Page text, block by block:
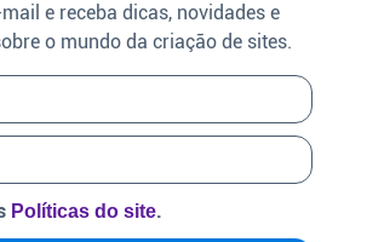
e receba dicas, novidades e
o mundo da criação de sites.
Políticas do site.